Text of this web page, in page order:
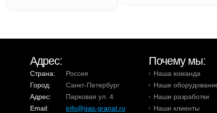
Адрес:
Страна:
Россия
Город:
Санкт-Петербург
Адрес:
Парковая ул. 4
Email:
info@gas-granat.ru
Почему мы:
Наша команда
Наше
Наши разработки
Наши клиенты